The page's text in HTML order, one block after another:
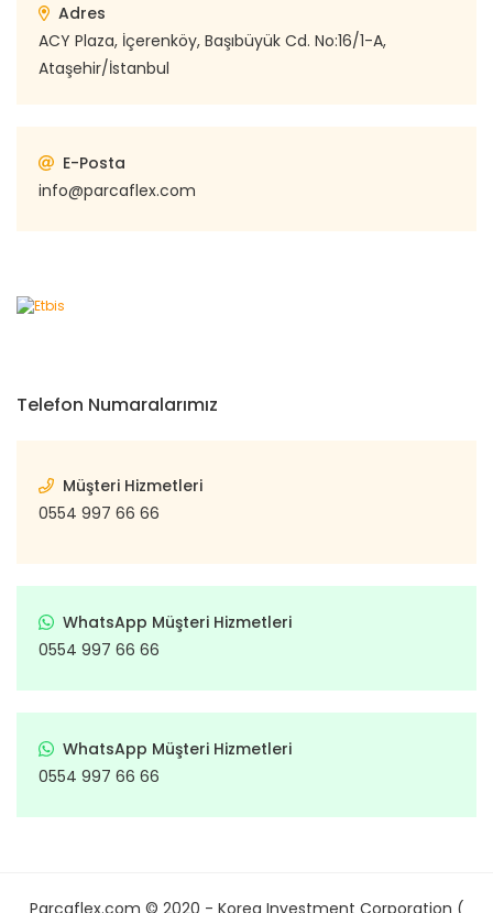
Adres
ACY Plaza, İçerenköy, Başıbüyük Cd. No:16/1-A,
Ataşehir/İstanbul
E-Posta
info@parcaflex.com
Telefon Numaralarımız
Müşteri Hizmetleri
0554 997 66 66
WhatsApp Müşteri Hizmetleri
0554 997 66 66
WhatsApp Müşteri Hizmetleri
0554 997 66 66
Parcaflex.com © 2020 - Korea Investment Corporation (